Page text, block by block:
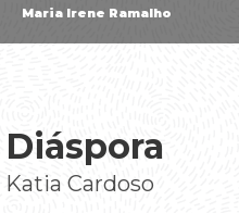
Maria Irene Ramalho
Diáspora
Katia Cardoso